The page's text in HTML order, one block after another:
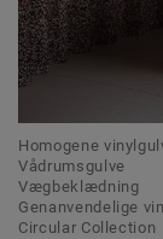
Homogene
Vådrumsgulve
Vægbeklædning
Genanvendelige
Circular Collection